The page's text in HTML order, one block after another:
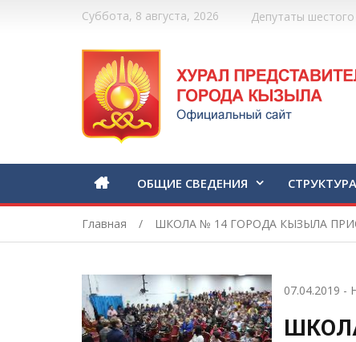
Суббота, 8 августа, 2026 Депутаты
ОБЩИЕ СВЕДЕНИЯ СТРУКТУРА
Главная ШКОЛА № 14 ГОРОДА КЫЗЫЛА
07.04.2019 -